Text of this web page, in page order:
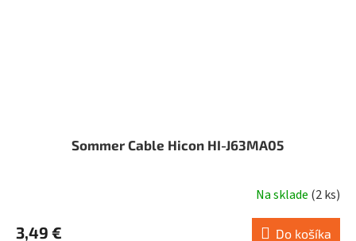
Sommer Cable Hicon HI-J63MA05
Na sklade (2 ks)
3,49 € Do košíka